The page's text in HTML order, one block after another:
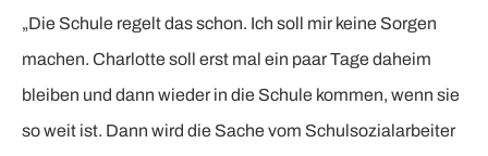
„Die Schule regelt das schon. Ich soll mir keine Sorgen
machen. Charlotte soll erst mal ein paar Tage daheim
bleiben und dann wieder in die Schule kommen, wenn sie
so weit ist. Dann wird die Sache vom Schulsozialarbeiter